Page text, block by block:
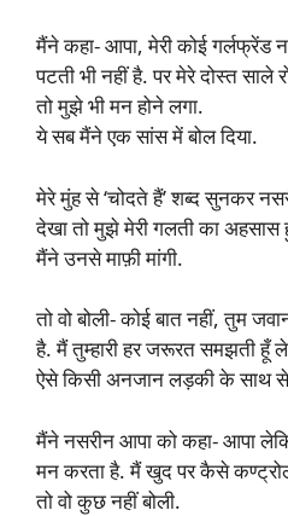
मैंने कहा- आपा, मेरी कोई
पटती भी नहीं है. पर मेरे दोस्त
तो मुझे भी मन होने लगा.
ये सब मैंने एक सांस में बोल दिया.
मेरे मुंह से ‘चोदते हैं’ शब्द सुनकर
देखा तो मुझे मेरी गलती का
मैंने उनसे माफ़ी मांगी.
तो वो बोली- कोई बात नहीं, तुम
है. मैं तुम्हारी हर जरूरत समझती हूँ
ऐसे किसी अनजान लड़की के साथ
मैंने नसरीन आपा को कहा- आपा
मन करता है. मैं खुद पर कैसे
तो वो कुछ नहीं बोली.